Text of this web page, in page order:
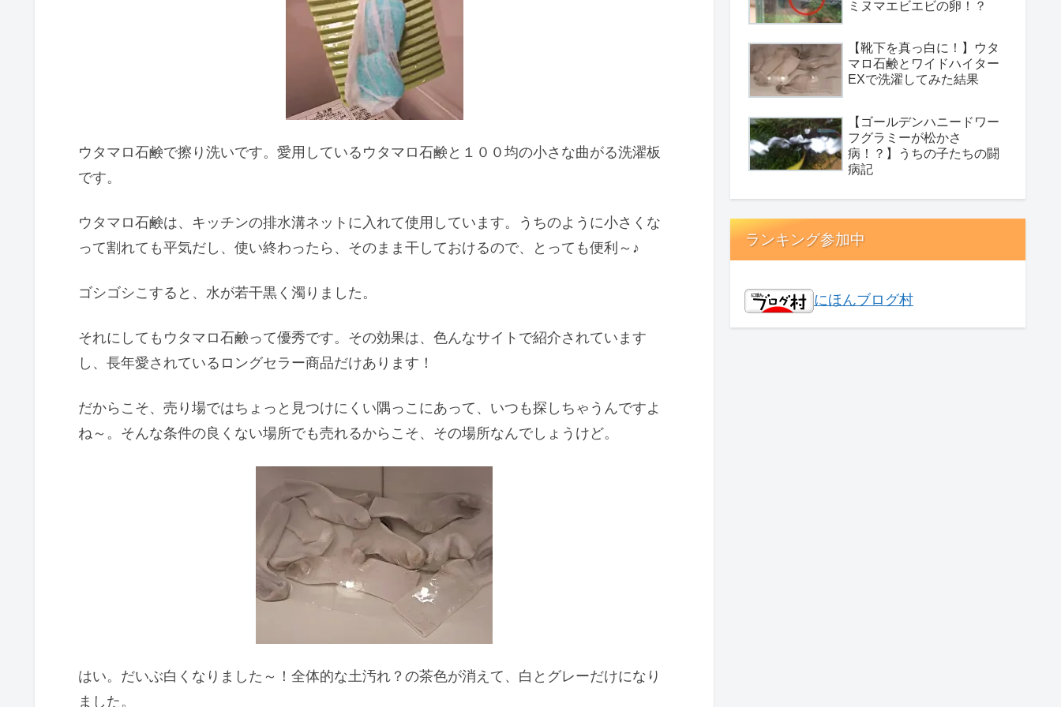
ウタマロ石鹸で擦り洗いです。愛用しているウタマロ石鹸と１００均の小さな曲がる洗濯板
です。
ウタマロ石鹸は、キッチンの排水溝ネットに入れて使用しています。うちのように小さくな
って割れても平気だし、使い終わったら、そのまま干しておけるので、とっても便利～♪
ゴシゴシこすると、水が若干黒く濁りました。
それにしてもウタマロ石鹸って優秀です。その効果は、色んなサイトで紹介されています
し、長年愛されているロングセラー商品だけあります！
だからこそ、売り場ではちょっと見つけにくい隅っこにあって、いつも探しちゃうんですよ
ね～。そんな条件の良くない場所でも売れるからこそ、その場所なんでしょうけど。
はい。だいぶ白くなりました～！全体的な土汚れ？の茶色が消えて、白とグレーだけになり
ました。
ミヌマエビエビの卵！？
【靴下を真っ白に！】ウタ
マロ石鹸とワイドハイター
EXで洗濯してみた結果
【ゴールデンハニードワー
フグラミーが松かさ
病！？】うちの子たちの闘
病記
ランキング参加中
にほんブログ村